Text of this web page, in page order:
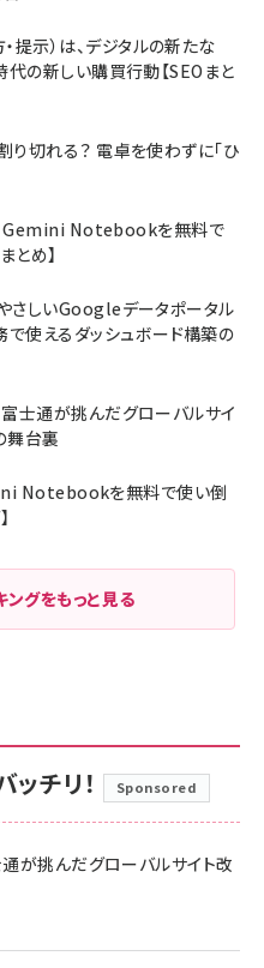
提示）は、デジタルの新たな
代の新しい購買行動【SEOまと
り切れる？ 電卓を使わずに「ひ
Gemini Notebookを無料で
とめ】
さしいGoogleデータポータル
使えるダッシュボード構築の
士通が挑んだグローバルサイ
舞台裏
Notebookを無料で使い倒
グをもっと見る
チリ！ Sponsored
が挑んだグローバルサイト改